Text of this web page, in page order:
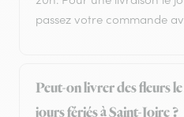
passez votre commande
Peut-on livrer des fleurs